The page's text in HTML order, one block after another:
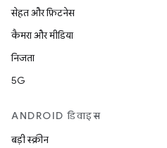
सेहत और फ़िटनेस
कैमरा और मीडिया
निजता
5G
ANDROID डिवाइस
बड़ी स्क्रीन